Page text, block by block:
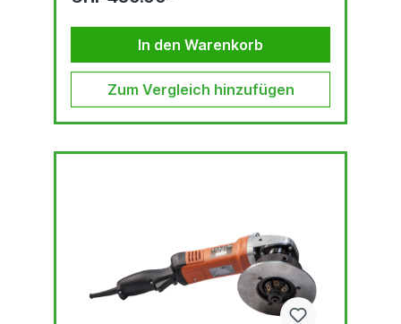
Abrunden R1,5mm - Kantenvorbereitung vor
Beschichtung. Ein leistungsfähiger und
zuverlässiger pneumatischer Antrieb. Präzise
In den Warenkorb
Zum Vergleich hinzufügen